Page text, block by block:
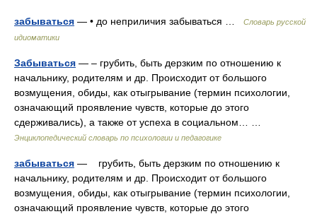
забываться — • до неприличия забываться …
Словарь русской
идиоматики
Забываться — – грубить, быть дерзким по отношению к
начальнику, родителям и др. Происходит от большого
возмущения, обиды, как отыгрывание (термин психологии,
означающий проявление чувств, которые до этого
сдерживались), а также от успеха в социальном… …
Энциклопедический словарь по психологии и педагогике
забываться — грубить, быть дерзким по отношению к
начальнику, родителям и др. Происходит от большого
возмущения, обиды, как отыгрывание (термин психологии,
означающий проявление чувств, которые до этого